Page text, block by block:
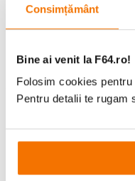
Consimțământ
Bine ai venit la F64.ro!
Folosim cookies
Pentru detalii te rugam
799